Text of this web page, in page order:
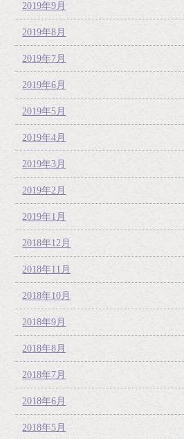
2019年9月
2019年8月
2019年7月
2019年6月
2019年5月
2019年4月
2019年3月
2019年2月
2019年1月
2018年12月
2018年11月
2018年10月
2018年9月
2018年8月
2018年7月
2018年6月
2018年5月